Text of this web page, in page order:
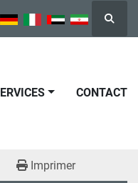
SERVICES CONTACT
Imprimer